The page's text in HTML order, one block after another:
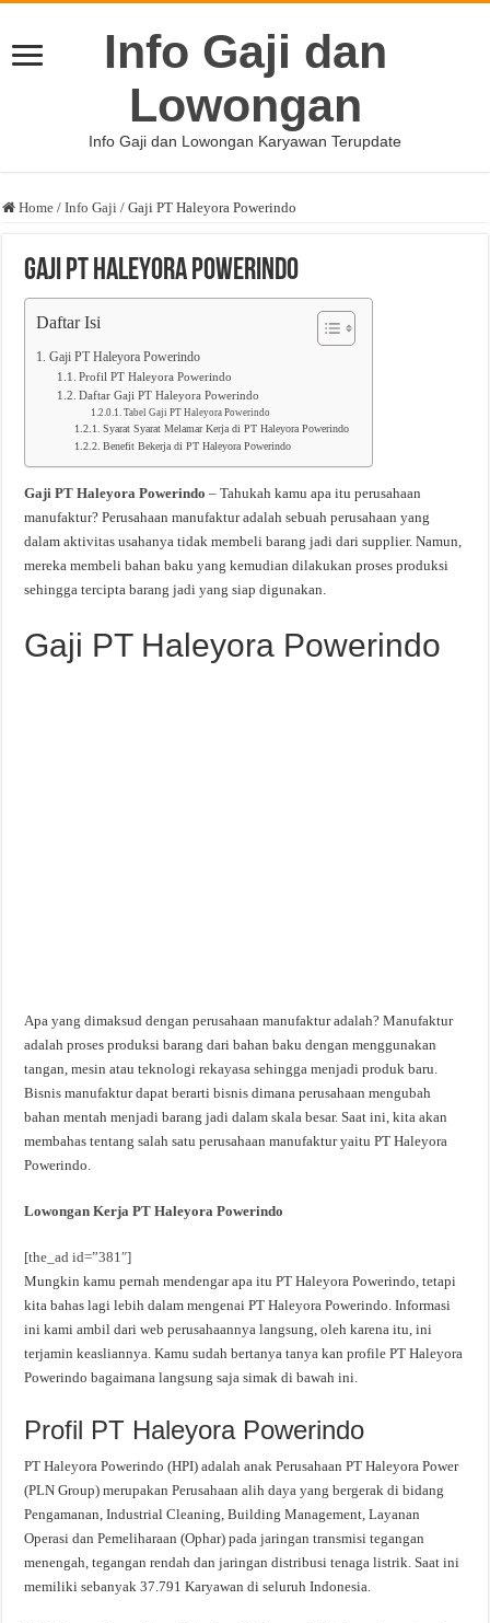
Info Gaji dan
Lowongan
Info Gaji dan Lowongan Karyawan Terupdate
Home / Info Gaji / Gaji PT Haleyora Powerindo
Gaji PT Haleyora Powerindo
Daftar Isi
Gaji PT Haleyora Powerindo
Profil PT Haleyora Powerindo
Daftar Gaji PT Haleyora Powerindo
Tabel Gaji PT Haleyora Powerindo
Syarat Syarat Melamar Kerja di PT Haleyora Powerindo
Benefit Bekerja di PT Haleyora Powerindo
Gaji PT Haleyora Powerindo – Tahukah kamu apa itu perusahaan
manufaktur? Perusahaan manufaktur adalah sebuah perusahaan yang
dalam aktivitas usahanya tidak membeli barang jadi dari supplier. Namun,
mereka membeli bahan baku yang kemudian dilakukan proses produksi
sehingga tercipta barang jadi yang siap digunakan.
Gaji PT Haleyora Powerindo
Apa yang dimaksud dengan perusahaan manufaktur adalah? Manufaktur
adalah proses produksi barang dari bahan baku dengan menggunakan
tangan, mesin atau teknologi rekayasa sehingga menjadi produk baru.
Bisnis manufaktur dapat berarti bisnis dimana perusahaan mengubah
bahan mentah menjadi barang jadi dalam skala besar. Saat ini, kita akan
membahas tentang salah satu perusahaan manufaktur yaitu PT Haleyora
Powerindo.
Lowongan Kerja PT Haleyora Powerindo
[the_ad id=”381″]
Mungkin kamu pernah mendengar apa itu PT Haleyora Powerindo, tetapi
kita bahas lagi lebih dalam mengenai PT Haleyora Powerindo. Informasi
ini kami ambil dari web perusahaannya langsung, oleh karena itu, ini
terjamin keasliannya. Kamu sudah bertanya tanya kan profile PT Haleyora
Powerindo bagaimana langsung saja simak di bawah ini.
Profil PT Haleyora Powerindo
PT Haleyora Powerindo (HPI) adalah anak Perusahaan PT Haleyora Power
(PLN Group) merupakan Perusahaan alih daya yang bergerak di bidang
Pengamanan, Industrial Cleaning, Building Management, Layanan
Operasi dan Pemeliharaan (Ophar) pada jaringan transmisi tegangan
menengah, tegangan rendah dan jaringan distribusi tenaga listrik. Saat ini
memiliki sebanyak 37.791 Karyawan di seluruh Indonesia.